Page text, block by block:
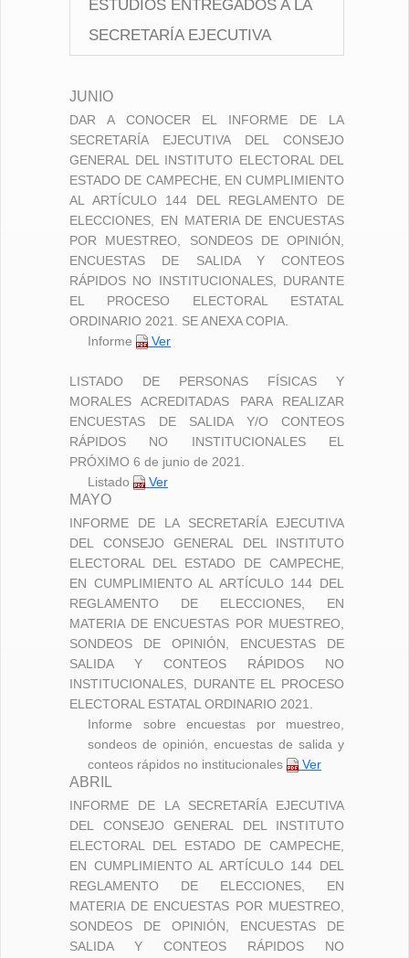
ESTUDIOS ENTREGADOS A LA
SECRETARÍA EJECUTIVA
JUNIO
DAR A CONOCER EL INFORME DE LA
SECRETARÍA EJECUTIVA DEL CONSEJO
GENERAL DEL INSTITUTO ELECTORAL DEL
ESTADO DE CAMPECHE, EN CUMPLIMIENTO
AL ARTÍCULO 144 DEL REGLAMENTO DE
ELECCIONES, EN MATERIA DE ENCUESTAS
POR MUESTREO, SONDEOS DE OPINIÓN,
ENCUESTAS DE SALIDA Y CONTEOS
RÁPIDOS NO INSTITUCIONALES, DURANTE
EL PROCESO ELECTORAL ESTATAL
ORDINARIO 2021. SE ANEXA COPIA.
Informe
Ver
LISTADO DE PERSONAS FÍSICAS Y
MORALES ACREDITADAS PARA REALIZAR
ENCUESTAS DE SALIDA Y/O CONTEOS
RÁPIDOS NO INSTITUCIONALES EL
PRÓXIMO 6 de junio de 2021.
Listado
Ver
MAYO
INFORME DE LA SECRETARÍA EJECUTIVA
DEL CONSEJO GENERAL DEL INSTITUTO
ELECTORAL DEL ESTADO DE CAMPECHE,
EN CUMPLIMIENTO AL ARTÍCULO 144 DEL
REGLAMENTO DE ELECCIONES, EN
MATERIA DE ENCUESTAS POR MUESTREO,
SONDEOS DE OPINIÓN, ENCUESTAS DE
SALIDA Y CONTEOS RÁPIDOS NO
INSTITUCIONALES, DURANTE EL PROCESO
ELECTORAL ESTATAL ORDINARIO 2021.
Informe sobre encuestas por muestreo,
sondeos de opinión, encuestas de salida y
conteos rápidos no institucionales
Ver
ABRIL
INFORME DE LA SECRETARÍA EJECUTIVA
DEL CONSEJO GENERAL DEL INSTITUTO
ELECTORAL DEL ESTADO DE CAMPECHE,
EN CUMPLIMIENTO AL ARTÍCULO 144 DEL
REGLAMENTO DE ELECCIONES, EN
MATERIA DE ENCUESTAS POR MUESTREO,
SONDEOS DE OPINIÓN, ENCUESTAS DE
SALIDA Y CONTEOS RÁPIDOS NO